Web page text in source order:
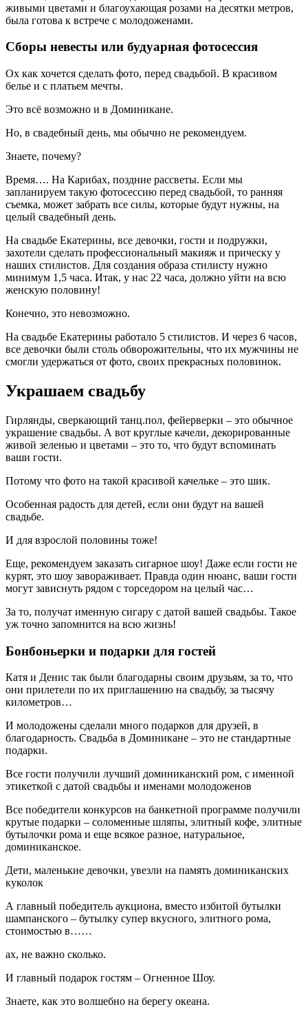
живыми цветами и благоухающая розами на десятки метров,
была готова к встрече с молодоженами.
Сборы невесты или будуарная фотосессия
Ох как хочется сделать фото, перед свадьбой. В красивом
белье и с платьем мечты.
Это всё возможно и в Доминикане.
Но, в свадебный день, мы обычно не рекомендуем.
Знаете, почему?
Время…. На Карибах, поздние рассветы. Если мы
запланируем такую фотосессию перед свадьбой, то ранняя
съемка, может забрать все силы, которые будут нужны, на
целый свадебный день.
На свадьбе Екатерины, все девочки, гости и подружки,
захотели сделать профессиональный макияж и прическу у
наших стилистов. Для создания образа стилисту нужно
минимум 1,5 часа. Итак, у нас 22 часа, должно уйти на всю
женскую половину!
Конечно, это невозможно.
На свадьбе Екатерины работало 5 стилистов. И через 6 часов,
все девочки были столь обворожительны, что их мужчины не
смогли удержаться от фото, своих прекрасных половинок.
Украшаем свадьбу
Гирлянды, сверкающий танц.пол, фейерверки – это обычное
украшение свадьбы. А вот круглые качели, декорированные
живой зеленью и цветами – это то, что будут вспоминать
ваши гости.
Потому что фото на такой красивой качельке – это шик.
Особенная радость для детей, если они будут на вашей
свадьбе.
И для взрослой половины тоже!
Еще, рекомендуем заказать сигарное шоу! Даже если гости не
курят, это шоу завораживает. Правда один нюанс, ваши гости
могут зависнуть рядом с торседором на целый час…
За то, получат именную сигару с датой вашей свадьбы. Такое
уж точно запомнится на всю жизнь!
Бонбоньерки и подарки для гостей
Катя и Денис так были благодарны своим друзьям, за то, что
они прилетели по их приглашению на свадьбу, за тысячу
километров…
И молодожены сделали много подарков для друзей, в
благодарность. Свадьба в Доминикане – это не стандартные
подарки.
Все гости получили лучший доминиканский ром, с именной
этикеткой с датой свадьбы и именами молодоженов
Все победители конкурсов на банкетной программе получили
крутые подарки – соломенные шляпы, элитный кофе, элитные
бутылочки рома и еще всякое разное, натуральное,
доминиканское.
Дети, маленькие девочки, увезли на память доминиканских
куколок
А главный победитель аукциона, вместо избитой бутылки
шампанского – бутылку супер вкусного, элитного рома,
стоимостью в……
ах, не важно сколько.
И главный подарок гостям – Огненное Шоу.
Знаете, как это волшебно на берегу океана.